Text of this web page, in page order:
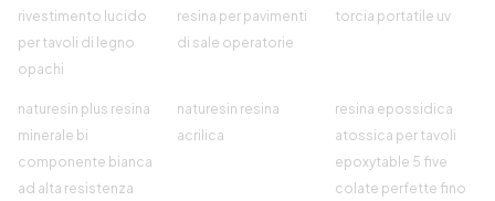
rivestimento lucido
per tavoli di legno
opachi
resina per pavimenti
di sale operatorie
torcia portatile uv
naturesin plus resina
minerale bi
componente bianca
ad alta resistenza
naturesin resina
acrilica
resina epossidica
atossica per tavoli
epoxytable 5 five
colate perfette fino